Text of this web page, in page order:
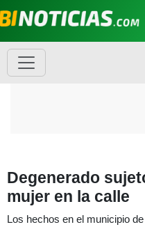
Degenerado
mujer en la calle
Los hechos en el municipio